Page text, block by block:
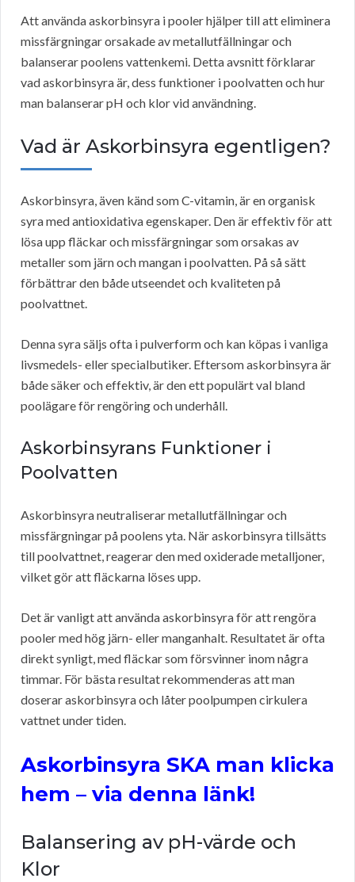
Att använda askorbinsyra i pooler hjälper till att eliminera
missfärgningar orsakade av metallutfällningar och
balanserar poolens vattenkemi. Detta avsnitt förklarar
vad askorbinsyra är, dess funktioner i poolvatten och hur
man balanserar pH och klor vid användning.
Vad är Askorbinsyra egentligen?
Askorbinsyra, även känd som C-vitamin, är en organisk
syra med antioxidativa egenskaper. Den är effektiv för att
lösa upp fläckar och missfärgningar som orsakas av
metaller som järn och mangan i poolvatten. På så sätt
förbättrar den både utseendet och kvaliteten på
poolvattnet.
Denna syra säljs ofta i pulverform och kan köpas i vanliga
livsmedels- eller specialbutiker. Eftersom askorbinsyra är
både säker och effektiv, är den ett populärt val bland
poolägare för rengöring och underhåll.
Askorbinsyrans Funktioner i
Poolvatten
Askorbinsyra neutraliserar metallutfällningar och
missfärgningar på poolens yta. När askorbinsyra tillsätts
till poolvattnet, reagerar den med oxiderade metalljoner,
vilket gör att fläckarna löses upp.
Det är vanligt att använda askorbinsyra för att rengöra
pooler med hög järn- eller manganhalt. Resultatet är ofta
direkt synligt, med fläckar som försvinner inom några
timmar. För bästa resultat rekommenderas att man
doserar askorbinsyra och låter poolpumpen cirkulera
vattnet under tiden.
Askorbinsyra SKA man klicka
hem – via denna länk!
Balansering av pH-värde och
Klor